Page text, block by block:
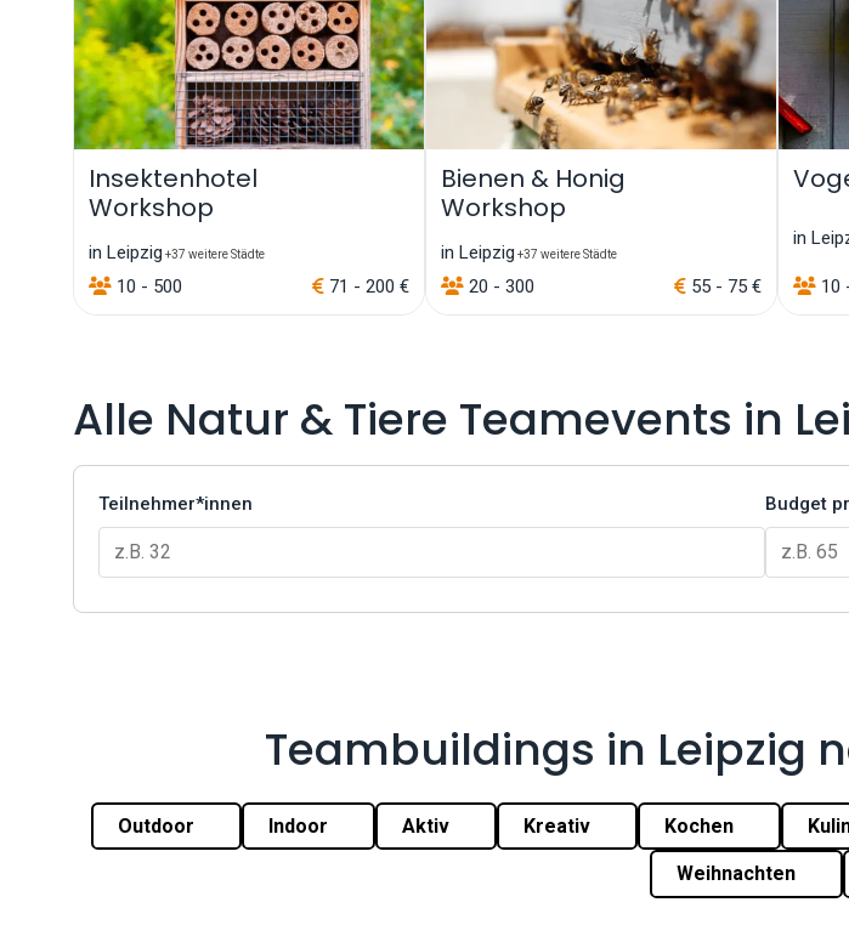
Insektenhotel
Workshop
in Leipzig +37 weitere Städte
10 - 500 71 - 200 €
Bienen & Honig
Workshop
in Leipzig +37 weitere Städte
20 - 300 55 - 75 €
in
10
Alle Natur & Tiere Teamevents in
Teilnehmer*innen Budget
Teambuildings in Leipzig
Outdoor Indoor Aktiv Kreativ Kochen
Weihnachten